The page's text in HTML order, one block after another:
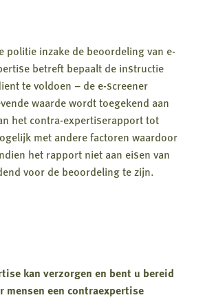
politie inzake de beoordeling van e-
betreft bepaalt de instructie
te voldoen – de e-screener
waarde wordt toegekend aan
het contra-expertiserapport tot
met andere factoren waardoor
het rapport niet aan eisen van
voor de beoordeling te zijn.
kan verzorgen en bent u bereid
een contraexpertise